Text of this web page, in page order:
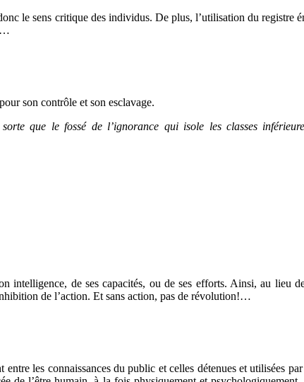
le sens critique des individus. De plus, l’utilisation du registre
son contrôle et son esclavage.
que le fossé de l’ignorance qui isole les classes
intelligence, de ses capacités, ou de ses efforts. Ainsi, au lieu
de l’action. Et sans action, pas de révolution!…
les connaissances du public et celles détenues et utilisées